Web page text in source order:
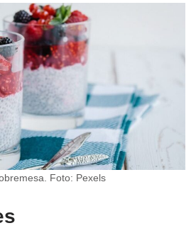
Foto: Pexels